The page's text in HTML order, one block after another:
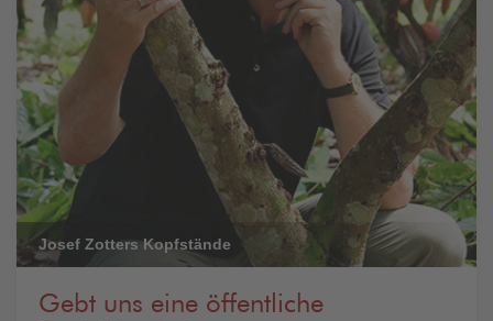
Josef Zotters Kopfstände
Gebt uns eine öffentliche